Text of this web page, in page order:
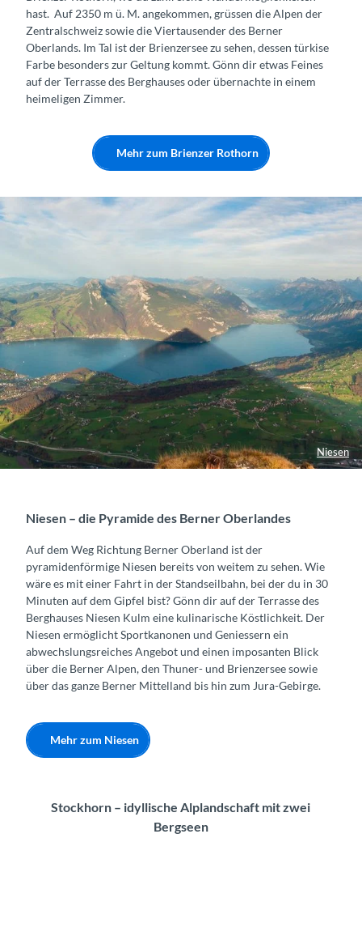
hast. Auf 2350 m ü. M. angekommen, grüssen die Alpen der
Zentralschweiz sowie die Viertausender des Berner
Oberlands. Im Tal ist der Brienzersee zu sehen, dessen türkise
Farbe besonders zur Geltung kommt. Gönn dir etwas Feines
auf der Terrasse des Berghauses oder übernachte in einem
heimeligen Zimmer.
Mehr zum Brienzer Rothorn
Niesen
Niesen – die Pyramide des Berner Oberlandes
Auf dem Weg Richtung Berner Oberland ist der
pyramidenförmige Niesen bereits von weitem zu sehen. Wie
wäre es mit einer Fahrt in der Standseilbahn, bei der du in 30
Minuten auf dem Gipfel bist? Gönn dir auf der Terrasse des
Berghauses Niesen Kulm eine kulinarische Köstlichkeit. Der
Niesen ermöglicht Sportkanonen und Geniessern ein
abwechslungsreiches Angebot und einen imposanten Blick
über die Berner Alpen, den Thuner- und Brienzersee sowie
über das ganze Berner Mittelland bis hin zum Jura-Gebirge.
Mehr zum Niesen
Stockhorn – idyllische Alplandschaft mit zwei
Bergseen